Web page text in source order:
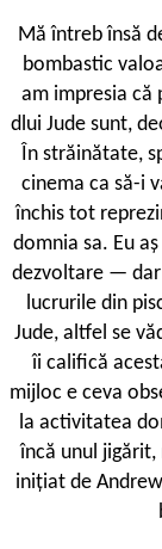
Mă întreb însă
bombastic
am impresia că
dlui Jude sunt,
În străinătate,
cinema ca să-i
închis tot
domnia sa. Eu
dezvoltare — dar
lucrurile din
Jude, altfel se
îi califică
mijloc e ceva
la activitatea
încă unul
inițiat de